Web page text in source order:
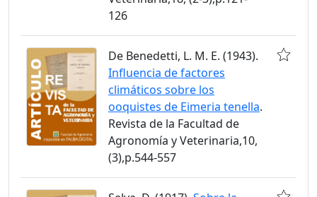
126
De Benedetti, L. M. E. (1943).
Influencia de factores
climáticos sobre los
ooquistes de Eimeria tenella.
Revista de la Facultad de
Agronomía y Veterinaria,10,
(3),p.544-557